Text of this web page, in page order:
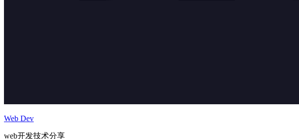
Web Dev
web开发技术分享